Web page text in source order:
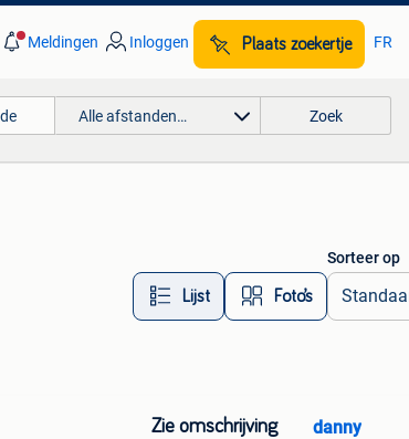
Meldingen Inloggen Plaats zoekertje FR
Alle afstanden… Zoek
Lijst Foto’s
Sorteer op
Zie omschrijving danny